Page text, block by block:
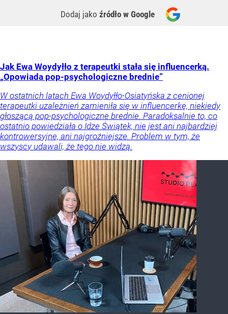
Dodaj jako źródło w Google
Jak Ewa Woydyłło z terapeutki stała się influencerką.
„Opowiada pop-psychologiczne brednie”
W ostatnich latach Ewa Woydyłło-Osiatyńska z cenionej
terapeutki uzależnień zamieniła się w influencerkę, niekiedy
głoszącą pop-psychologiczne brednie. Paradoksalnie to, co
ostatnio powiedziała o Idze Świątek, nie jest ani najbardziej
kontrowersyjne, ani najgroźniejsze. Problem w tym, że
wszyscy udawali, że tego nie widzą.